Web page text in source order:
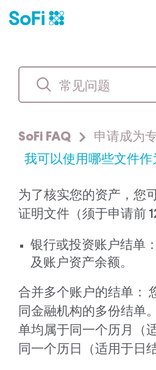
SoFi FAQ 申请成为
我可以使用哪些文件作
为了核实您的资产，您
证明文件（须于申请前
银行或投资账户结单
及账户资产余额。
合并多个账户的结单：
同金融机构的多份结单
单均属于同一个历月（
同一个历日（适用于日